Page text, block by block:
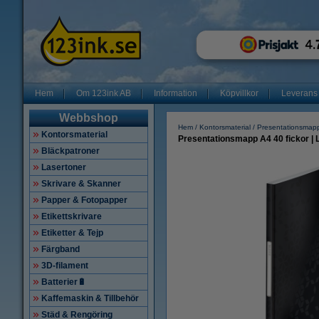
Hem Om 123ink AB Information Köpvillkor Leverans
Webbshop
Kontorsmaterial
Bläckpatroner
Lasertoner
Skrivare & Skanner
Papper & Fotopapper
Etikettskrivare
Etiketter & Tejp
Färgband
3D-filament
Batterier🔋
Kaffemaskin & Tillbehör
Städ & Rengöring
Hem Kontorsmaterial
Presentationsmapp A4 40 fickor |